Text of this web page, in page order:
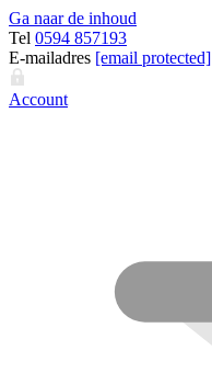
Ga naar de inhoud
Tel 0594 857193
E-mailadres [email protected]
Account